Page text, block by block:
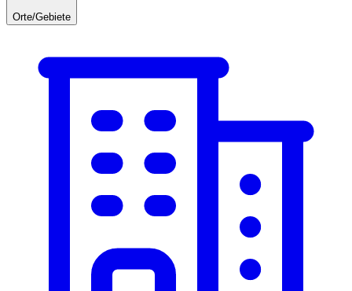
Orte/Gebiete